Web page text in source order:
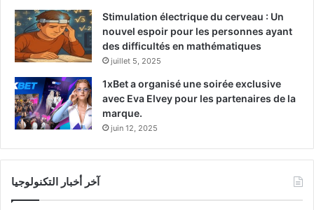
Stimulation électrique du cerveau : Un
nouvel espoir pour les personnes ayant
des difficultés en mathématiques
juillet 5, 2025
1xBet a organisé une soirée exclusive
avec Eva Elvey pour les partenaires de la
marque.
juin 12, 2025
آخر أخبار التكنولوجيا